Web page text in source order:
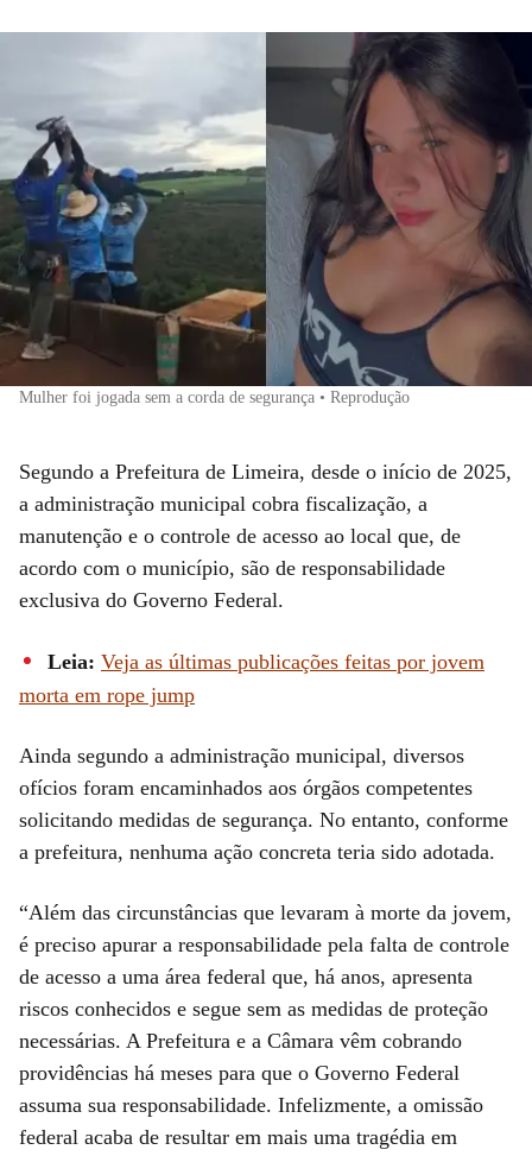
Mulher foi jogada sem a corda de segurança • Reprodução
Segundo a Prefeitura de Limeira, desde o início de 2025,
a administração municipal cobra fiscalização, a
manutenção e o controle de acesso ao local que, de
acordo com o município, são de responsabilidade
exclusiva do Governo Federal.
Leia: Veja as últimas publicações feitas por jovem
morta em rope jump
Ainda segundo a administração municipal, diversos
ofícios foram encaminhados aos órgãos competentes
solicitando medidas de segurança. No entanto, conforme
a prefeitura, nenhuma ação concreta teria sido adotada.
“Além das circunstâncias que levaram à morte da jovem,
é preciso apurar a responsabilidade pela falta de controle
de acesso a uma área federal que, há anos, apresenta
riscos conhecidos e segue sem as medidas de proteção
necessárias. A Prefeitura e a Câmara vêm cobrando
providências há meses para que o Governo Federal
assuma sua responsabilidade. Infelizmente, a omissão
federal acaba de resultar em mais uma tragédia em